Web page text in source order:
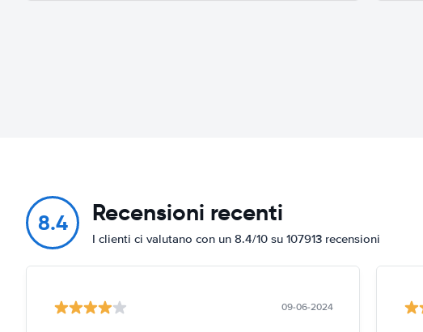
8.4 Recensioni recenti
I clienti ci valutano con un 8.4/10 su 107913 recensioni
09-06-2024